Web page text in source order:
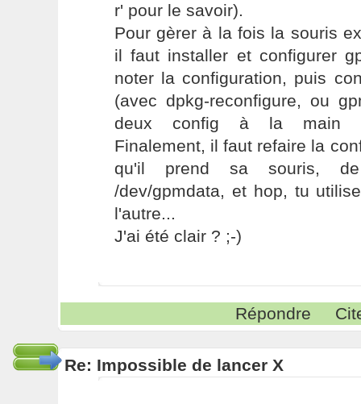
r' pour le savoir).
Pour gèrer à la fois la souris
il faut installer et configurer
noter la configuration, puis
(avec dpkg-reconfigure, ou
deux config à la main
Finalement, il faut refaire la
qu'il prend sa souris,
/dev/gpmdata, et hop, tu
l'autre...
J'ai été clair ? ;-)
Répondre
Re: Impossible de lancer X